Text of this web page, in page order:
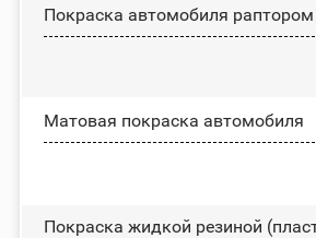
Покраска автомобиля раптором
Матовая покраска автомобиля
Покраска жидкой резиной